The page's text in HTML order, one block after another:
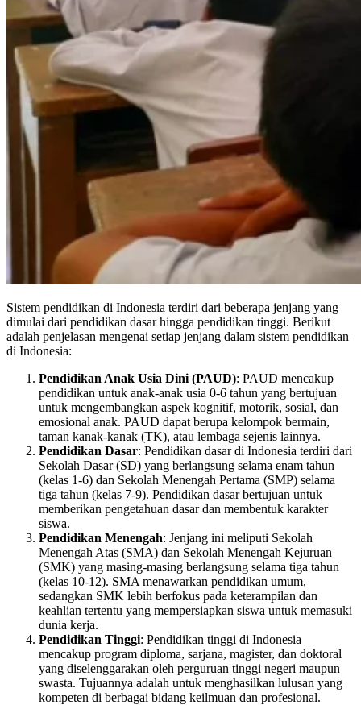
Sistem pendidikan di Indonesia terdiri dari beberapa jenjang yang
dimulai dari pendidikan dasar hingga pendidikan tinggi. Berikut
adalah penjelasan mengenai setiap jenjang dalam sistem pendidikan
di Indonesia:
Pendidikan Anak Usia Dini (PAUD): PAUD mencakup
pendidikan untuk anak-anak usia 0-6 tahun yang bertujuan
untuk mengembangkan aspek kognitif, motorik, sosial, dan
emosional anak. PAUD dapat berupa kelompok bermain,
taman kanak-kanak (TK), atau lembaga sejenis lainnya.
Pendidikan Dasar: Pendidikan dasar di Indonesia terdiri dari
Sekolah Dasar (SD) yang berlangsung selama enam tahun
(kelas 1-6) dan Sekolah Menengah Pertama (SMP) selama
tiga tahun (kelas 7-9). Pendidikan dasar bertujuan untuk
memberikan pengetahuan dasar dan membentuk karakter
siswa.
Pendidikan Menengah: Jenjang ini meliputi Sekolah
Menengah Atas (SMA) dan Sekolah Menengah Kejuruan
(SMK) yang masing-masing berlangsung selama tiga tahun
(kelas 10-12). SMA menawarkan pendidikan umum,
sedangkan SMK lebih berfokus pada keterampilan dan
keahlian tertentu yang mempersiapkan siswa untuk memasuki
dunia kerja.
Pendidikan Tinggi: Pendidikan tinggi di Indonesia
mencakup program diploma, sarjana, magister, dan doktoral
yang diselenggarakan oleh perguruan tinggi negeri maupun
swasta. Tujuannya adalah untuk menghasilkan lulusan yang
kompeten di berbagai bidang keilmuan dan profesional.